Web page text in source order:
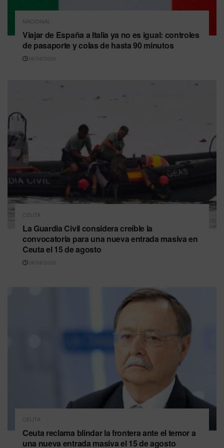
NACIONAL
Viajar de España a Italia ya no es igual: controles
de pasaporte y colas de hasta 90 minutos
06/08/2026
CEUTA
La Guardia Civil considera creíble la
convocatoria para una nueva entrada masiva en
Ceuta el 15 de agosto
06/08/2026
CEUTA
Ceuta reclama blindar la frontera ante el temor a
una nueva entrada masiva el 15 de agosto